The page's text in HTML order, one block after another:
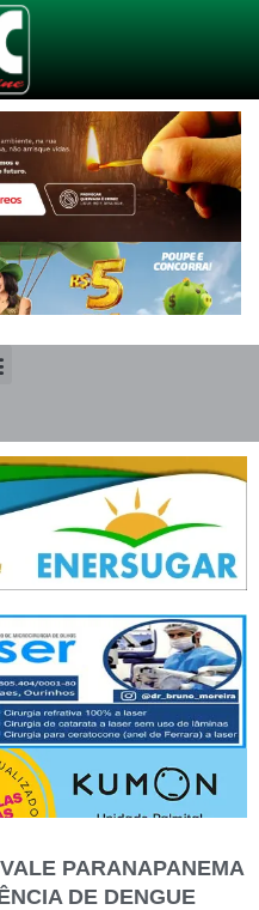
PARANAPANEMA
DE DENGUE